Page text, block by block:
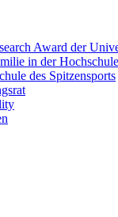
Award der
in der Hochschule
des Spitzensports